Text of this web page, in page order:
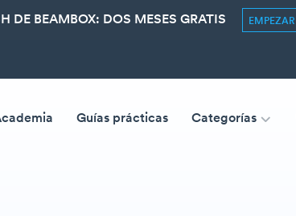
DE BEAMBOX: DOS MESES GRATIS EMPEZAR
Guías prácticas Categorías